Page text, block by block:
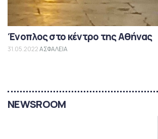
Ένοπλος στο κέντρο της Αθήνας
31.05.2022ΑΣΦΑΛΕΙΑ
NEWSROOM